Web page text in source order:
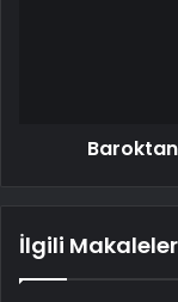
İlgili Makaleler